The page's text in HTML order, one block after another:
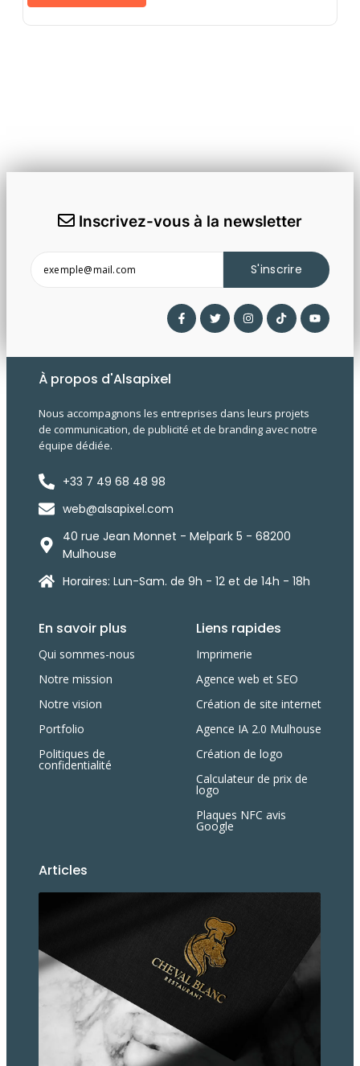
Inscrivez-vous à la newsletter
S'inscrire
À propos d'Alsapixel
Nous accompagnons les entreprises dans leurs projets
de communication, de publicité et de branding avec notre
équipe dédiée.
+33 7 49 68 48 98
web@alsapixel.com
40 rue Jean Monnet - Melpark 5 - 68200
Mulhouse
Horaires: Lun-Sam. de 9h - 12 et de 14h - 18h
En savoir plus
Qui sommes-nous
Notre mission
Notre vision
Portfolio
Politiques de
confidentialité
Liens rapides
Imprimerie
Agence web et SEO
Création de site internet
Agence IA 2.0 Mulhouse
Création de logo
Calculateur de prix de
logo
Plaques NFC avis
Google
Articles